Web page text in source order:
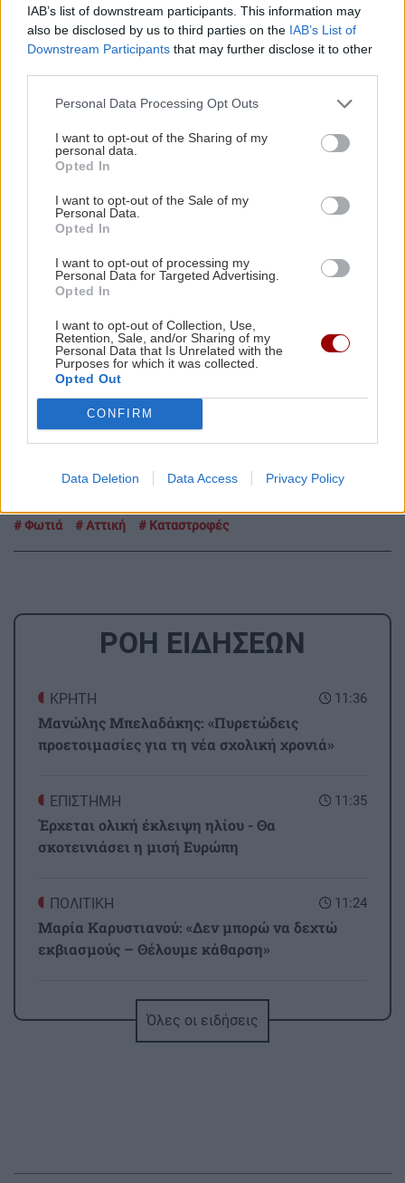
IAB’s list of downstream participants. This information may
also be disclosed by us to third parties on the IAB’s List of
Downstream Participants that may further disclose it to other
Personal Data Processing Opt Outs
I want to opt-out of the Sharing of my
personal data.
Opted In
I want to opt-out of the Sale of my
Personal Data.
Opted In
I want to opt-out of processing my
Personal Data for Targeted Advertising.
Opted In
I want to opt-out of Collection, Use,
Retention, Sale, and/or Sharing of my
Personal Data that Is Unrelated with the
Purposes for which it was collected.
Opted Out
CONFIRM
Data Deletion Data Access Privacy Policy
ΔΙΑΒΑΣΤΕ ΕΠΙΣΗΣ:
Φωτιά στην Αττική: Θρήνος για την 65χρονη που
κάηκε μέσα σε βιοτεχνία στο Πάτημα Χαλανδρίου
Κρήτη: Άλλαξε το μενού στους γάμους - Τώρα
σερβίρεται χοιρινό
Ηράκλειο: Νέος σεισμός 4,3 ρίχτερ νότια των Καλών
Ακολουθήστε το ekriti.gr στοGoogle Newsκαι
και όχι μόνο.
Φωτιά Αττική Καταστροφές
ΡΟΗ ΕΙΔΗΣΕΩΝ
11:36
ΚΡΗΤΗ
Μανώλης Μπελαδάκης: «Πυρετώδεις
προετοιμασίες για τη νέα σχολική χρονιά»
11:35
ΕΠΙΣΤΗΜΗ
Έρχεται ολική έκλειψη ηλίου - Θα
σκοτεινιάσει η μισή Ευρώπη
11:24
ΠΟΛΙΤΙΚΗ
Μαρία Καρυστιανού: «Δεν μπορώ να δεχτώ
εκβιασμούς – Θέλουμε κάθαρση»
ΠΕΡΙΕΡΓΑ - ΠΑΡΑΞΕΝΑ
«Κάνε έναν αστείο χορό»: Βενζινάδικο έκανε
σε μία νύχτα – Νεκροί σε δύο περιφέρειες
Όλες οι ειδήσεις